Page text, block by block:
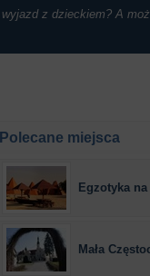
z dzieckiem? A
Polecane miejsca
Egzotyka
Mała